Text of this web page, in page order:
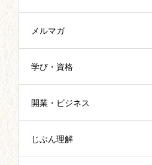
メルマガ
学び・資格
開業・ビジネス
じぶん理解